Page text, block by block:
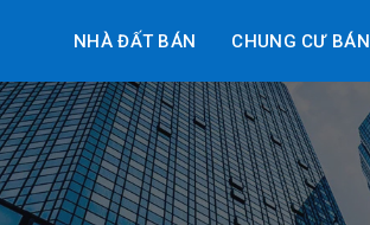
NHÀ ĐẤT BÁN CHUNG CƯ BÁN